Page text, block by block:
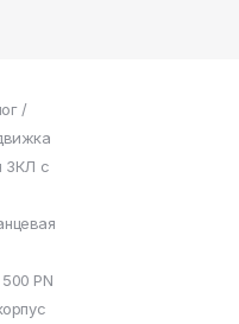
/
ЗКЛ с
PN